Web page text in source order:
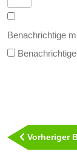
Benachrichtige
Vorheriger